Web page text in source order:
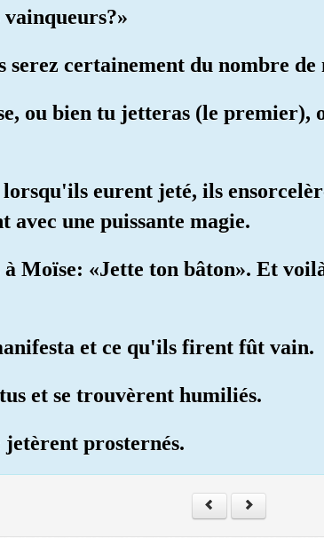
vainqueurs?»
certainement du nombre de
ou bien tu jetteras (le premier),
eurent jeté, ils
une puissante magie.
à Moïse: «Jette ton bâton». Et
et ce qu'ils firent fût vain.
et se trouvèrent humiliés.
jetèrent prosternés.